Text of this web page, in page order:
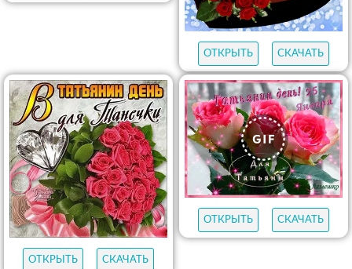
ОТКРЫТЬ СКАЧАТЬ
ОТКРЫТЬ СКАЧАТЬ
ОТКРЫТЬ СКАЧАТЬ